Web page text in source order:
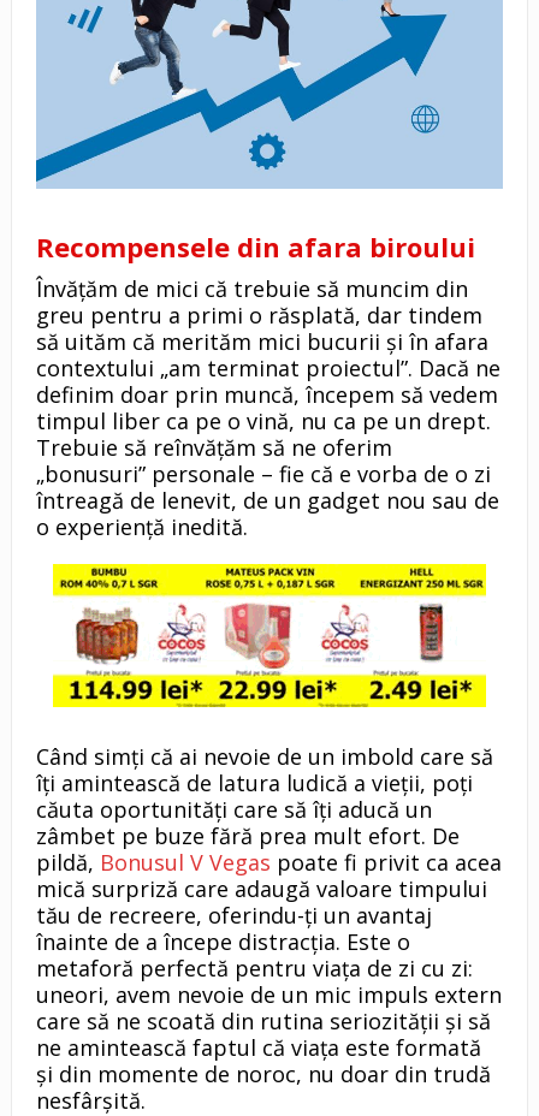
Recompensele din afara biroului
Învățăm de mici că trebuie să muncim din
greu pentru a primi o răsplată, dar tindem
să uităm că merităm mici bucurii și în afara
contextului „am terminat proiectul”. Dacă ne
definim doar prin muncă, începem să vedem
timpul liber ca pe o vină, nu ca pe un drept.
Trebuie să reînvățăm să ne oferim
„bonusuri” personale – fie că e vorba de o zi
întreagă de lenevit, de un gadget nou sau de
o experiență inedită.
Când simți că ai nevoie de un imbold care să
îți amintească de latura ludică a vieții, poți
căuta oportunități care să îți aducă un
zâmbet pe buze fără prea mult efort. De
pildă, Bonusul V Vegas poate fi privit ca acea
mică surpriză care adaugă valoare timpului
tău de recreere, oferindu-ți un avantaj
înainte de a începe distracția. Este o
metaforă perfectă pentru viața de zi cu zi:
uneori, avem nevoie de un mic impuls extern
care să ne scoată din rutina seriozității și să
ne amintească faptul că viața este formată
și din momente de noroc, nu doar din trudă
nesfârșită.